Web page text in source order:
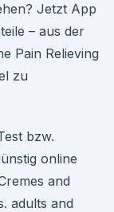
Jetzt App
– aus der
Pain Relieving
zu
bzw.
online
and
adults and